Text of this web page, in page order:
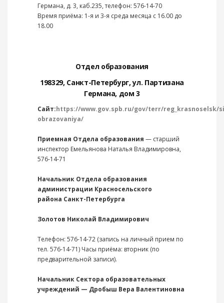
Германа, д. 3, каб.235, телефон: 576-14-70
Время приёма: 1-я и 3-я среда месяца с 16.00 до
18.00
Отдел образования
198329, Санкт-Петербург, ул. Партизана
Германа, дом 3
Сайт:https://www.gov.spb.ru/gov/terr/reg_krasnoselsk/
obrazovaniya/
Приемная Отдела образования — старший
инспектор Емельянова Наталья Владимировна,
576-14-71
Начальник Отдела образования
администрации Красносельского
района Санкт-Петербурга
Золотов Николай Владимирович
Телефон: 576-14-72 (запись на личный прием по
тел. 576-14-71) Часы приёма: вторник (по
предварительной записи).
Начальник Сектора образовательных
учреждений — Дробыш Вера Валентиновна